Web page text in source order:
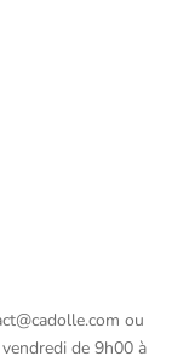
ou
de 9h00 à